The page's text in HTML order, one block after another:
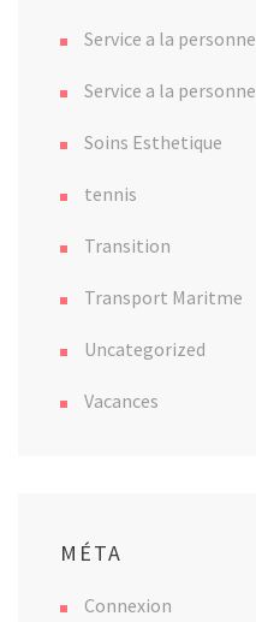
Service a la personne
Service a la personne
Soins Esthetique
tennis
Transition
Transport Maritme
Uncategorized
Vacances
MÉTA
Connexion